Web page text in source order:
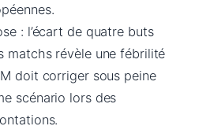
: l’écart de quatre buts
matchs révèle une fébrilité
doit corriger sous peine
scénario lors des